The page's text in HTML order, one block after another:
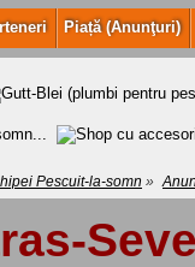
Piață (Anunţuri)
Pescuit-la-somn »